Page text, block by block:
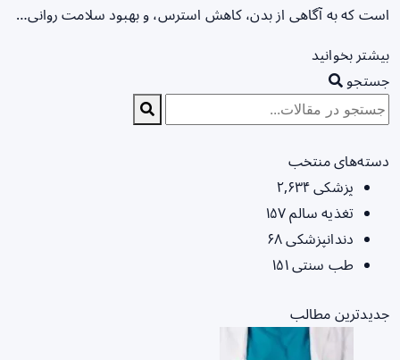
است که به آگاهی از بدن، کاهش استرس، و بهبود سلامت روانی…
بیشتر بخوانید
جستجو
دسته‌های منتخب
پزشکی۲,۶۳۴
تغذیه سالم۱۵۷
دندانپزشکی۶۸
طب سنتی۱۵۱
جدیدترین مطالب